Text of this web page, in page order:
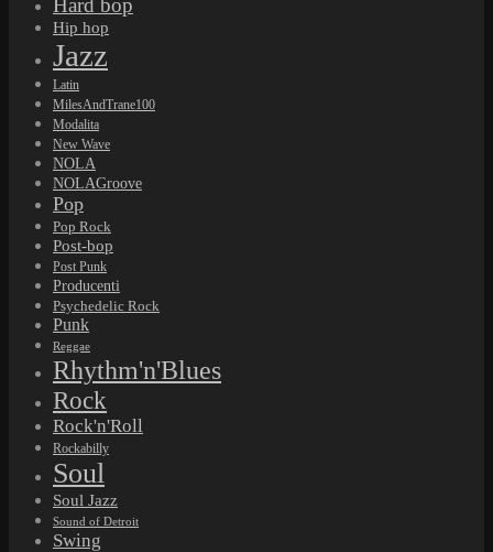
Hard bop
Hip hop
Jazz
Latin
MilesAndTrane100
Modalita
New Wave
NOLA
NOLAGroove
Pop
Pop Rock
Post-bop
Post Punk
Producenti
Psychedelic Rock
Punk
Reggae
Rhythm'n'Blues
Rock
Rock'n'Roll
Rockabilly
Soul
Soul Jazz
Sound of Detroit
Swing